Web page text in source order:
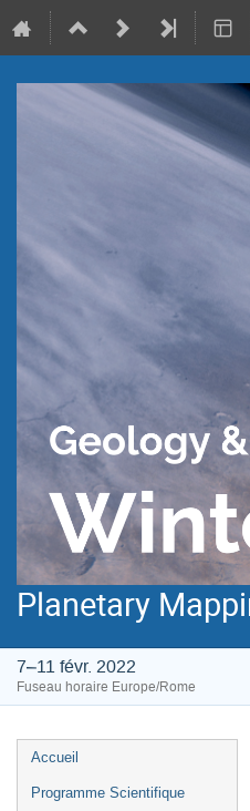
Planetary
7–11 févr. 2022
Fuseau horaire Europe/Rome
Menu
de
Accueil
Programme Scientifique